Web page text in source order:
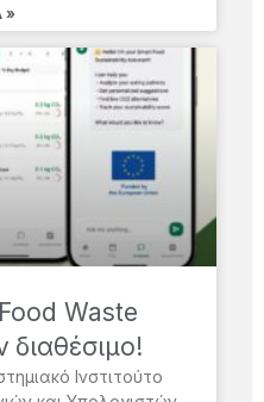
»
Waste
διαθέσιμο!
Ινστιτούτο